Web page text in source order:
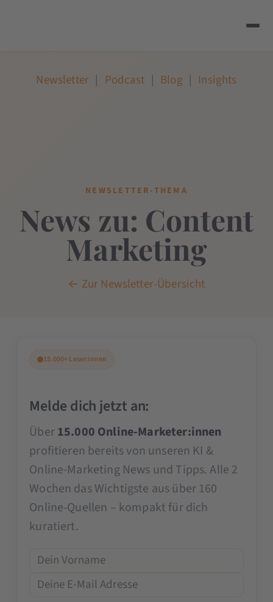
Newsletter | Podcast | Blog | Insights
NEWSLETTER-THEMA
News zu: Content
Marketing
← Zur Newsletter-Übersicht
15.000+ Leser:innen
Melde dich jetzt an:
Über15.000 Online-Marketer:innen
profitieren bereits von unseren KI &
Online-Marketing News und Tipps. Alle 2
Wochen das Wichtigste aus über 160
Online-Quellen – kompakt für dich
kuratiert.